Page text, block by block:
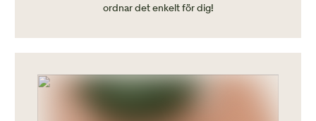
ordnar det enkelt för dig!